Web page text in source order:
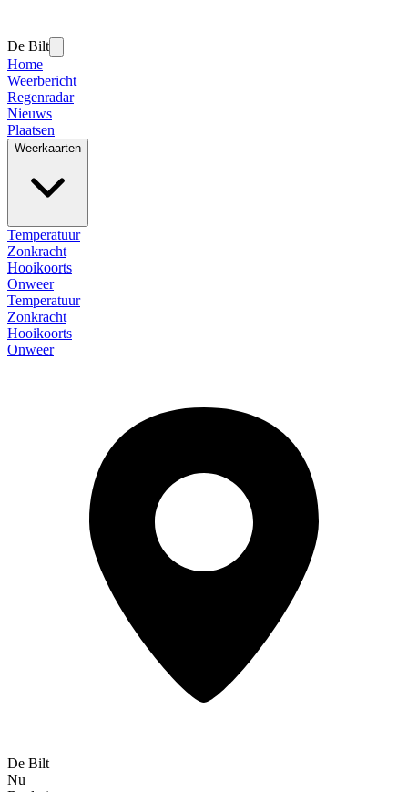
De Bilt
Home
Weerbericht
Regenradar
Nieuws
Plaatsen
Weerkaarten
Temperatuur
Zonkracht
Hooikoorts
Onweer
Temperatuur
Zonkracht
Hooikoorts
Onweer
De Bilt
Nu